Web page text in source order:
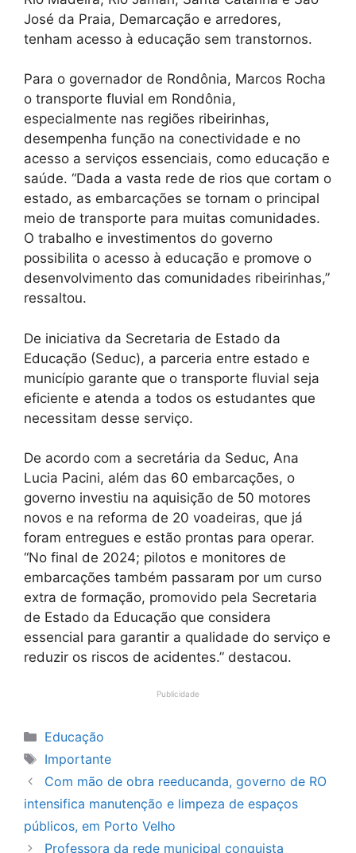
José da Praia, Demarcação e arredores,
tenham acesso à educação sem transtornos.
Para o governador de Rondônia, Marcos Rocha
o transporte fluvial em Rondônia,
especialmente nas regiões ribeirinhas,
desempenha função na conectividade e no
acesso a serviços essenciais, como educação e
saúde. “Dada a vasta rede de rios que cortam o
estado, as embarcações se tornam o principal
meio de transporte para muitas comunidades.
O trabalho e investimentos do governo
possibilita o acesso à educação e promove o
desenvolvimento das comunidades ribeirinhas,”
ressaltou.
De iniciativa da Secretaria de Estado da
Educação (Seduc), a parceria entre estado e
município garante que o transporte fluvial seja
eficiente e atenda a todos os estudantes que
necessitam desse serviço.
De acordo com a secretária da Seduc, Ana
Lucia Pacini, além das 60 embarcações, o
governo investiu na aquisição de 50 motores
novos e na reforma de 20 voadeiras, que já
foram entregues e estão prontas para operar.
“No final de 2024; pilotos e monitores de
embarcações também passaram por um curso
extra de formação, promovido pela Secretaria
de Estado da Educação que considera
essencial para garantir a qualidade do serviço e
reduzir os riscos de acidentes.” destacou.
Publicidade
Categorias
Educação
Tags
Importante
Com mão de obra reeducanda, governo de RO
intensifica manutenção e limpeza de espaços
públicos, em Porto Velho
Professora da rede municipal conquista